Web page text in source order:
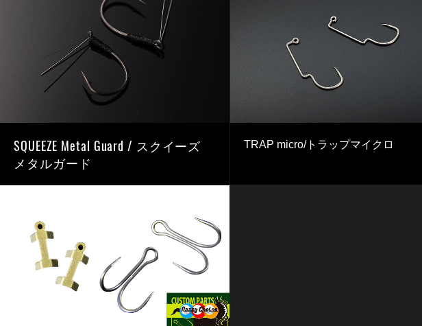
SQUEEZE Metal Guard / スクイーズ
メタルガード
TRAP micro/トラップマイクロ